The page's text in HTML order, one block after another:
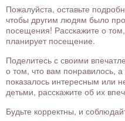
Пожалуйста, оставьте
чтобы другим людям было
посещения! Расскажите о том,
планирует посещение.
Поделитесь с своими
о том, что вам понравилось,
показалось интересным или
детьми, расскажите об их
Будьте корректны, и